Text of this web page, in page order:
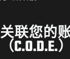
关联您的
（